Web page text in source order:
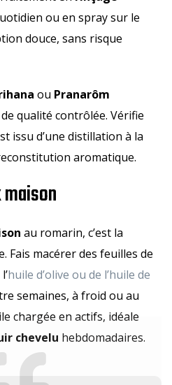
ou en spray sur le
douce, sans risque
ou Pranarôm
qualité contrôlée. Vérifie
issu d’une distillation à la
aromatique.
au romarin, c’est la
Fais macérer des feuilles de
huile d’olive ou de l’huile de
semaines, à froid ou au
chargée en actifs, idéale
chevelu hebdomadaires.